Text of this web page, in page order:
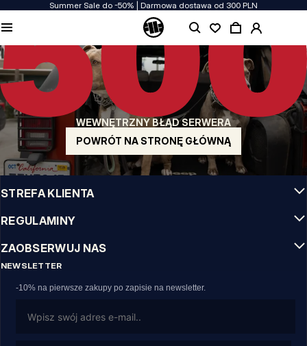
Summer Sale do -50% | Darmowa dostawa od 300 PLN
WEWNĘTRZNY BŁĄD SERWERA
POWRÓT NA STRONĘ GŁÓWNĄ
JAKOŚĆ TO DLA NAS PRIORYTET
Naszą odzież produkujemy z pasją! Nie idziemy na kompromis w kwestiach
wytrzymałości, długowieczności materiałów i dbałości o detal.
US ORIGIN
Nasze korzenie sięgają San Diego z poczatku lat 90-tych XX wieku. Nasz styl jest
surowy, autentyczny i stanowczy.
MARKA Z CHARAKTEREM
Nasze kolekcje wybierają sportowcy, fighterzy i uparci indywidualiści.
INFO
STREFA KLIENTA
REGULAMINY
ZAOBSERWUJ NAS
NEWSLETTER
-10% na pierwsze zakupy po zapisie na newsletter.